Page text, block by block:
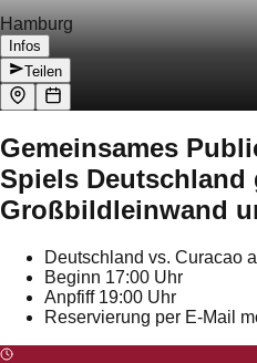
Hamburg
Infos
Teilen
Gemeinsames
Spiels Deutschland
Großbildleinwand
Deutschland vs. Curacao
Beginn 17:00 Uhr
Anpfiff 19:00 Uhr
Reservierung per E-Mail